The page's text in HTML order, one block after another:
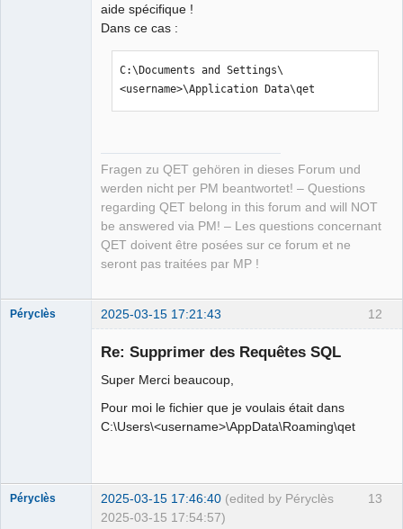
aide spécifique !
Dans ce cas :
C:\Documents and Settings\
<username>\Application Data\qet
Fragen zu QET gehören in dieses Forum und
werden nicht per PM beantwortet! – Questions
regarding QET belong in this forum and will NOT
be answered via PM! – Les questions concernant
QET doivent être posées sur ce forum et ne
seront pas traitées par MP !
12
Péryclès 2025-03-15 17:21:43
Re: Supprimer des Requêtes SQL
Super Merci beaucoup,
Pour moi le fichier que je voulais était dans
C:\Users\<username>\AppData\Roaming\qet
13
Péryclès 2025-03-15 17:46:40 (edited by Péryclès
2025-03-15 17:54:57)